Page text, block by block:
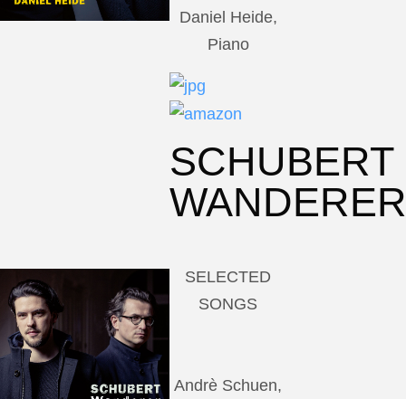
Daniel Heide,
Piano
SCHUBERT
WANDERER
SELECTED
SONGS
Andrè Schuen,